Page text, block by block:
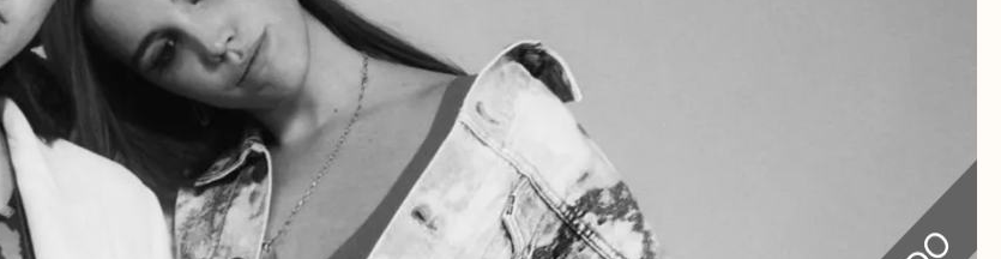
ESCUELA DE MÚSICA
CONVOCATORIAS
NOTICIAS